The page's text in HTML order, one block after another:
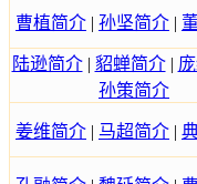
曹植简介 | 孙坚简介 |
陆逊简介| 貂蝉简介|
孙策简介
姜维简介 | 马超简介 |